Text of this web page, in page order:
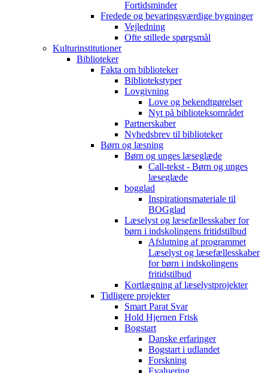
Fortidsminder
Fredede og bevaringsværdige bygninger
Vejledning
Ofte stillede spørgsmål
Kulturinstitutioner
Biblioteker
Fakta om biblioteker
Bibliotekstyper
Lovgivning
Love og bekendtgørelser
Nyt på biblioteksområdet
Partnerskaber
Nyhedsbrev til biblioteker
Børn og læsning
Børn og unges læseglæde
Call-tekst - Børn og unges
læseglæde
bogglad
Inspirationsmateriale til
BOGglad
Læselyst og læsefællesskaber for
børn i indskolingens fritidstilbud
Afslutning af programmet
Læselyst og læsefællesskaber
for børn i indskolingens
fritidstilbud
Kortlægning af læselystprojekter
Tidligere projekter
Smart Parat Svar
Hold Hjernen Frisk
Bogstart
Danske erfaringer
Bogstart i udlandet
Forskning
Evaluering